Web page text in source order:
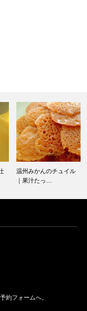
温州みかんのチュイル
｜果汁たっ…
予約フォームへ。